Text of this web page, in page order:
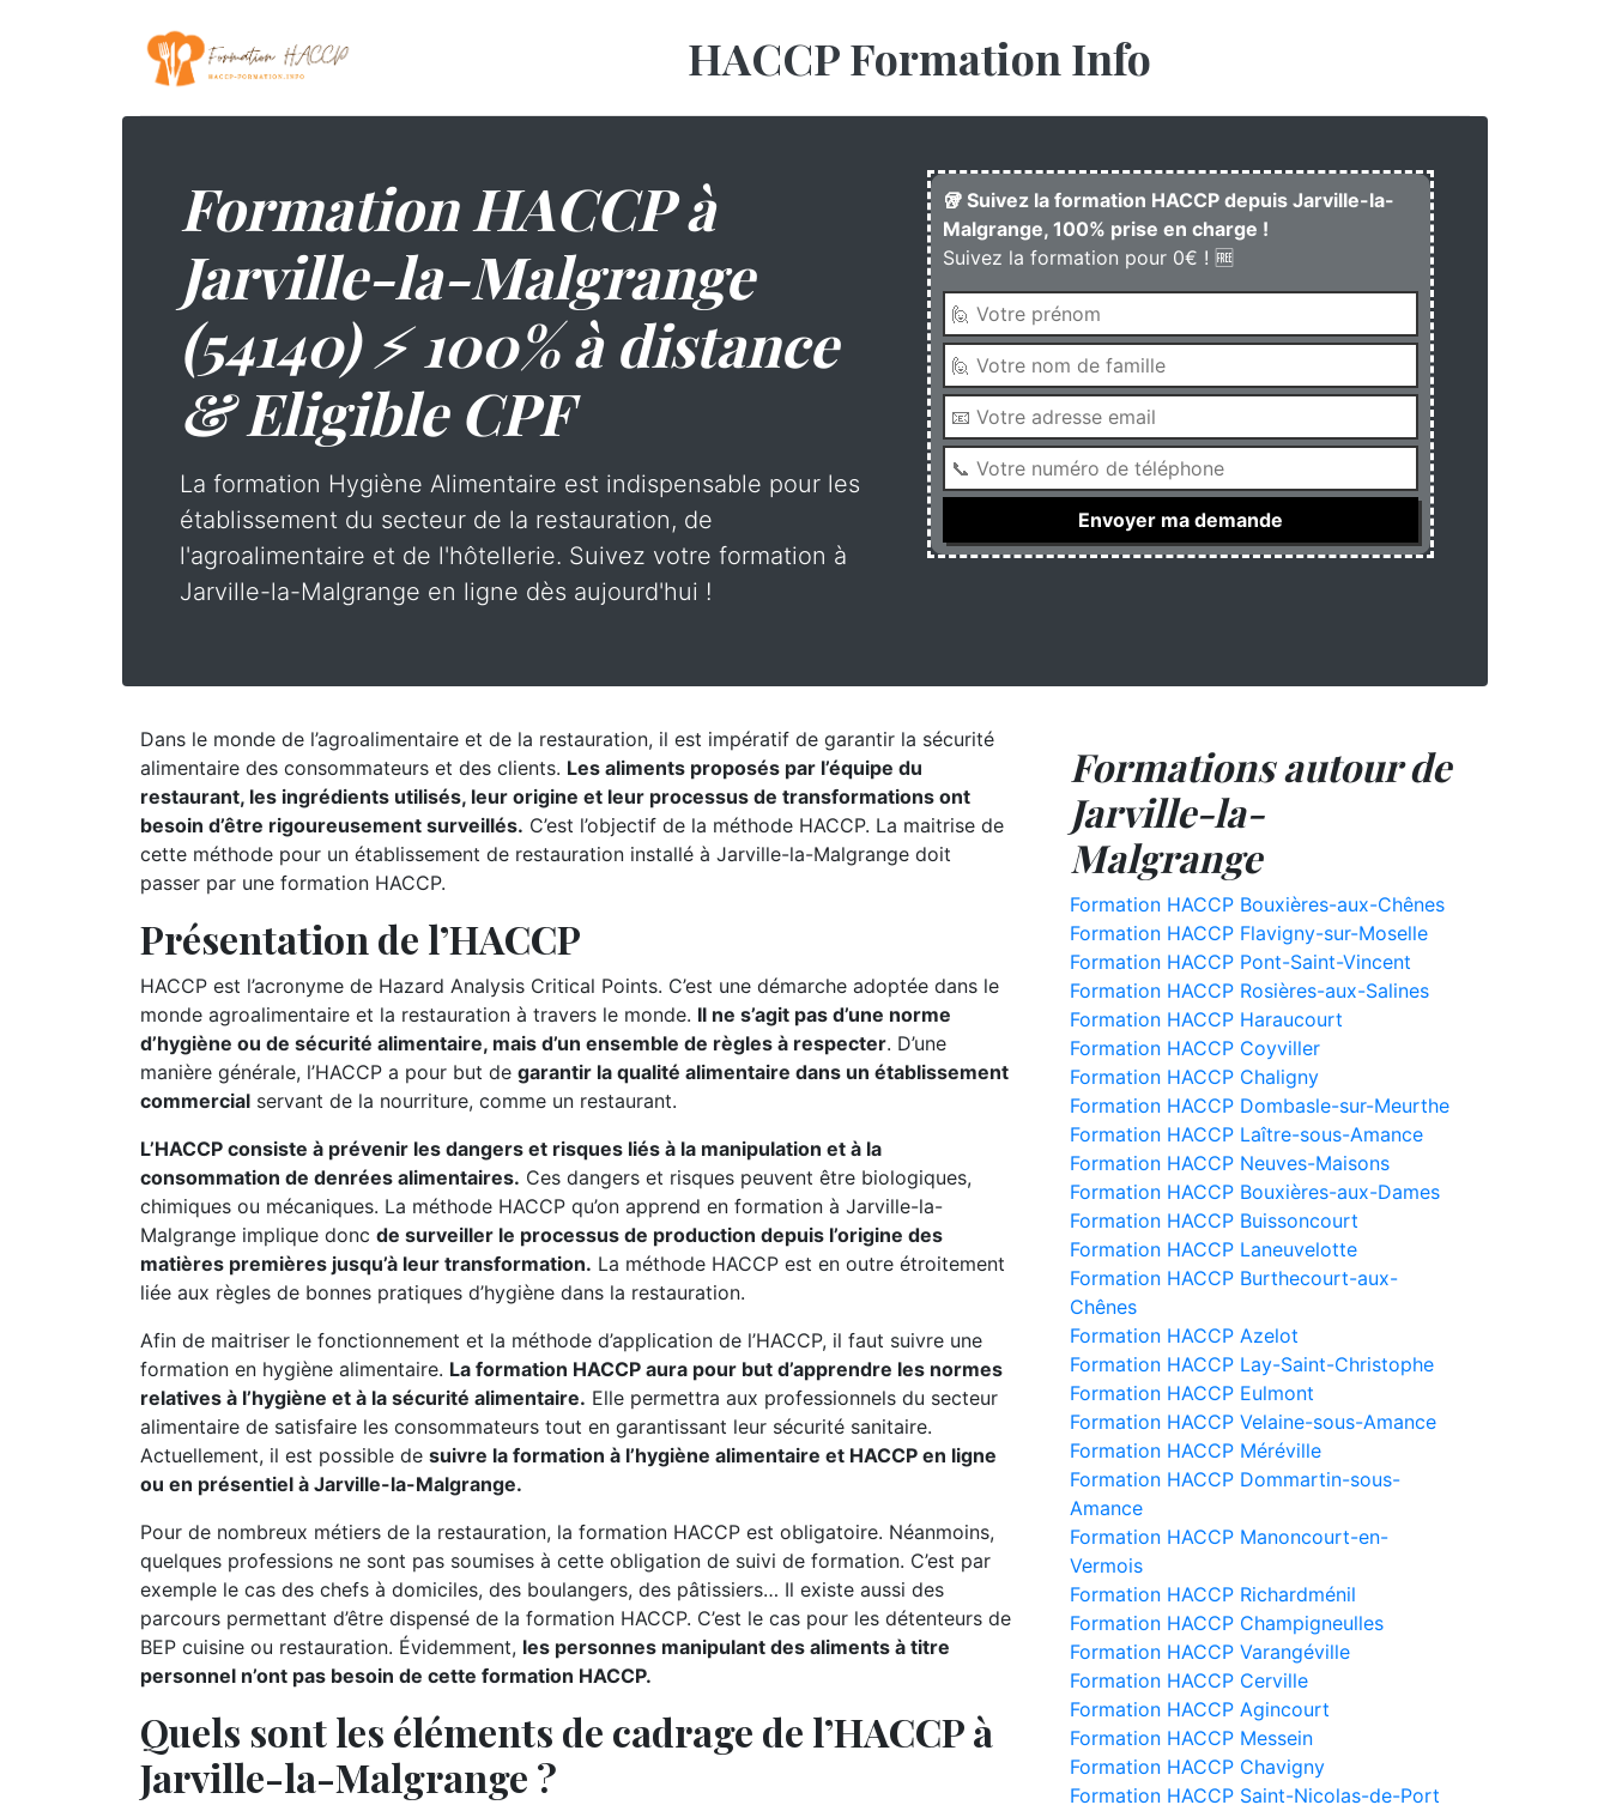
HACCP Formation Info
Formation HACCP à
Jarville-la-Malgrange
(54140) ⚡ 100% à distance
& Eligible CPF
La formation Hygiène Alimentaire est indispensable pour les
établissement du secteur de la restauration, de
l'agroalimentaire et de l'hôtellerie. Suivez votre formation à
Jarville-la-Malgrange en ligne dès aujourd'hui !
🥡 Suivez la formation HACCP depuis Jarville-la-
Malgrange, 100% prise en charge !
Suivez la formation pour 0€ ! 🆓
Dans le monde de l’agroalimentaire et de la restauration, il est impératif de garantir la sécurité
alimentaire des consommateurs et des clients. Les aliments proposés par l’équipe du
restaurant, les ingrédients utilisés, leur origine et leur processus de transformations ont
besoin d’être rigoureusement surveillés. C’est l’objectif de la méthode HACCP. La maitrise de
cette méthode pour un établissement de restauration installé à Jarville-la-Malgrange doit
passer par une formation HACCP.
Présentation de l’HACCP
HACCP est l’acronyme de Hazard Analysis Critical Points. C’est une démarche adoptée dans le
monde agroalimentaire et la restauration à travers le monde. Il ne s’agit pas d’une norme
d’hygiène ou de sécurité alimentaire, mais d’un ensemble de règles à respecter. D’une
manière générale, l’HACCP a pour but de garantir la qualité alimentaire dans un établissement
commercial servant de la nourriture, comme un restaurant.
L’HACCP consiste à prévenir les dangers et risques liés à la manipulation et à la
consommation de denrées alimentaires. Ces dangers et risques peuvent être biologiques,
chimiques ou mécaniques. La méthode HACCP qu’on apprend en formation à Jarville-la-
Malgrange implique donc de surveiller le processus de production depuis l’origine des
matières premières jusqu’à leur transformation. La méthode HACCP est en outre étroitement
liée aux règles de bonnes pratiques d’hygiène dans la restauration.
Afin de maitriser le fonctionnement et la méthode d’application de l’HACCP, il faut suivre une
formation en hygiène alimentaire. La formation HACCP aura pour but d’apprendre les normes
relatives à l’hygiène et à la sécurité alimentaire. Elle permettra aux professionnels du secteur
alimentaire de satisfaire les consommateurs tout en garantissant leur sécurité sanitaire.
Actuellement, il est possible de suivre la formation à l’hygiène alimentaire et HACCP en ligne
ou en présentiel à Jarville-la-Malgrange.
Pour de nombreux métiers de la restauration, la formation HACCP est obligatoire. Néanmoins,
quelques professions ne sont pas soumises à cette obligation de suivi de formation. C’est par
exemple le cas des chefs à domiciles, des boulangers, des pâtissiers… Il existe aussi des
parcours permettant d’être dispensé de la formation HACCP. C’est le cas pour les détenteurs de
BEP cuisine ou restauration. Évidemment, les personnes manipulant des aliments à titre
personnel n’ont pas besoin de cette formation HACCP.
Quels sont les éléments de cadrage de l’HACCP à
Jarville-la-Malgrange ?
Formations autour de
Jarville-la-
Malgrange
Formation HACCP Bouxières-aux-Chênes
Formation HACCP Flavigny-sur-Moselle
Formation HACCP Pont-Saint-Vincent
Formation HACCP Rosières-aux-Salines
Formation HACCP Haraucourt
Formation HACCP Coyviller
Formation HACCP Chaligny
Formation HACCP Dombasle-sur-Meurthe
Formation HACCP Laître-sous-Amance
Formation HACCP Neuves-Maisons
Formation HACCP Bouxières-aux-Dames
Formation HACCP Buissoncourt
Formation HACCP Laneuvelotte
Formation HACCP Burthecourt-aux-
Chênes
Formation HACCP Azelot
Formation HACCP Lay-Saint-Christophe
Formation HACCP Eulmont
Formation HACCP Velaine-sous-Amance
Formation HACCP Méréville
Formation HACCP Dommartin-sous-
Amance
Formation HACCP Manoncourt-en-
Vermois
Formation HACCP Richardménil
Formation HACCP Champigneulles
Formation HACCP Varangéville
Formation HACCP Cerville
Formation HACCP Agincourt
Formation HACCP Messein
Formation HACCP Chavigny
Formation HACCP Saint-Nicolas-de-Port